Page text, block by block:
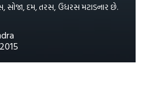
સોજા, દમ, તરસ, ઉધરસ મટાડનાર છે.